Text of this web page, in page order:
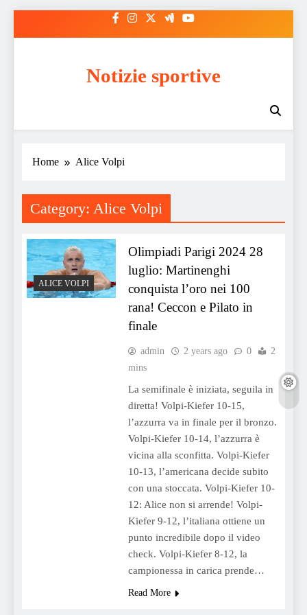
Notizie sportive
Home Alice Volpi
Category: Alice Volpi
ALICE VOLPI
Olimpiadi Parigi 2024 28
luglio: Martinenghi
conquista l’oro nei 100
rana! Ceccon e Pilato in
finale
admin 2 years ago 0
2
mins
La semifinale è iniziata, seguila in
diretta! Volpi-Kiefer 10-15,
l’azzurra va in finale per il bronzo.
Volpi-Kiefer 10-14, l’azzurra è
vicina alla sconfitta. Volpi-Kiefer
10-13, l’americana decide subito
con una stoccata. Volpi-Kiefer 10-
12: Alice non si arrende! Volpi-
Kiefer 9-12, l’italiana ottiene un
punto incredibile dopo il video
check. Volpi-Kiefer 8-12, la
campionessa in carica prende…
Read More